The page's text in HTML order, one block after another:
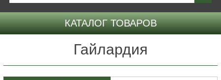
КАТАЛОГ ТОВАРОВ
Гайлардия